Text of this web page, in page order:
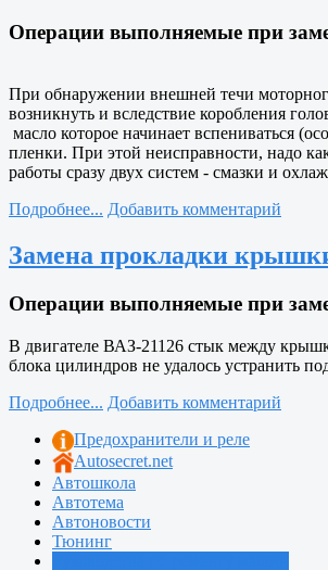
Операции выполняемые при
При обнаружении внешней течи
возникнуть и вследствие коробления
масло которое начинает вспениваться
пленки. При этой неисправности, надо
работы сразу двух систем - смазки и
Подробнее... Добавить комментарий
Замена прокладки
Операции выполняемые при
В двигателе ВАЗ-21126 стык между
блока цилиндров не удалось устранить
Подробнее... Добавить комментарий
Предохранители и реле
Autosecret.net
Автошкола
Автотема
Автоновости
Тюнинг